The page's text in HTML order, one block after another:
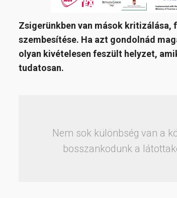
Zsigerünkben van mások
szembesítése. Ha azt gondolnád
olyan kivételesen feszült helyzet,
tudatosan.
Nem sok különbség van a
bosszankodunk a